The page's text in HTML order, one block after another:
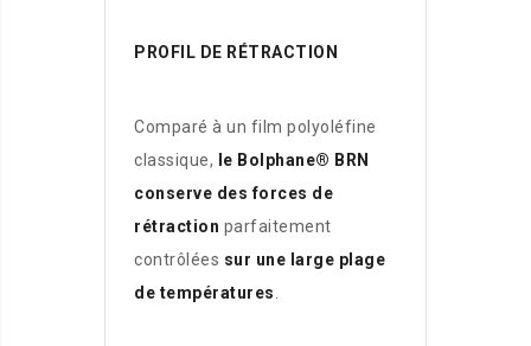
PROFIL DE RÉTRACTION
Comparé à un film polyoléfine
classique,
le Bolphane® BRN
conserve des forces de
rétraction parfaitement
contrôlées sur une large plage
de températures